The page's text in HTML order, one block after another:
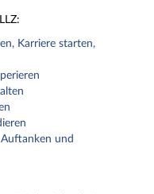
Karriere starten,
und